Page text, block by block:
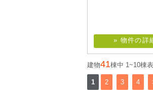
» 物件の詳
建物41棟中 1~10棟
1 2 3 4